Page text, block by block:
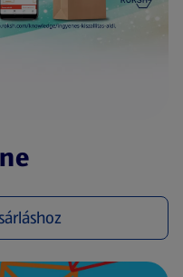
nyílik meg)